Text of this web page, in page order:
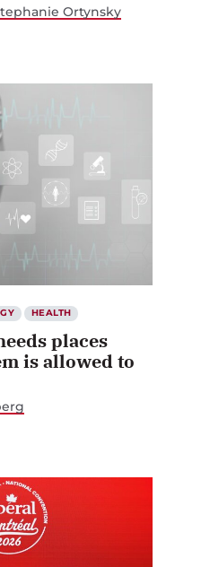
Ortynsky
HEALTH
places
is allowed to